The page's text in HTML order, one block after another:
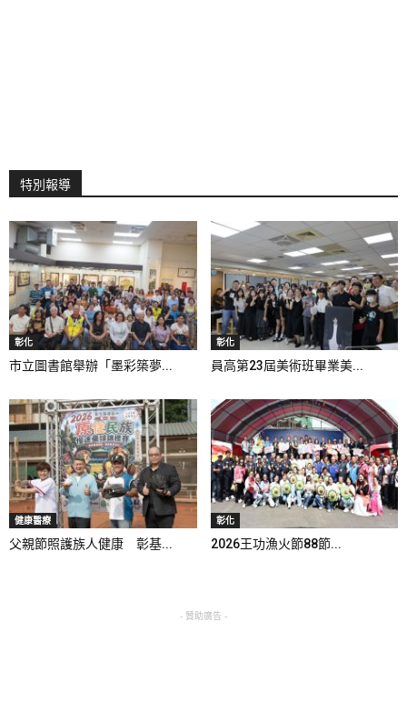
特別報導
彰化
市立圖書館舉辦「墨彩築夢...
彰化
員高第23屆美術班畢業美...
健康醫療
父親節照護族人健康 彰基...
彰化
2026王功漁火節88節...
- 贊助廣告 -